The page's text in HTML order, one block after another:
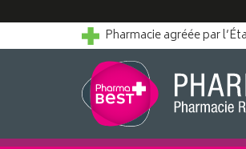
Pharmacie agréée par